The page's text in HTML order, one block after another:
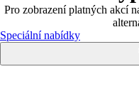
Pro zobrazení platných akcí
Speciální nabídky